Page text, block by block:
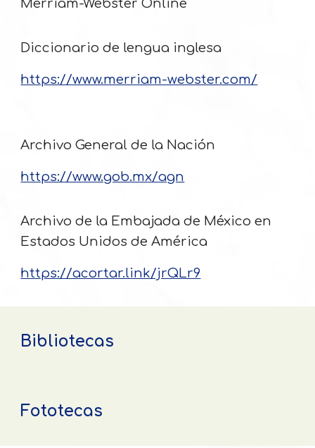
Merriam-Webster Online
Diccionario de lengua inglesa
https://www.merriam-webster.com/
Archivo General de la Nación
https://www.gob.mx/agn
Archivo de la Embajada de México en
Estados Unidos de América
https://acortar.link/jrQLr9
Bibliotecas
Fototecas